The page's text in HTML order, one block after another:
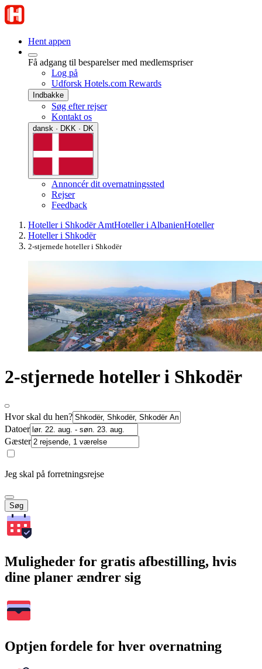
Hent appen
Få adgang til besparelser med medlemspriser
Log på
Udforsk Hotels.com Rewards
Indbakke
Søg efter rejser
Kontakt os
dansk · DKK · DK
Annoncér dit overnatningssted
Rejser
Feedback
Hoteller i Shkodër AmtHoteller i AlbanienHoteller
Hoteller i Shkodër
2-stjernede hoteller i Shkodër
2-stjernede hoteller i Shkodër
Hvor skal du hen?
Datoer
Gæster
Jeg skal på forretningsrejse
Søg
Muligheder for gratis afbestilling, hvis
dine planer ændrer sig
Optjen fordele for hver overnatning